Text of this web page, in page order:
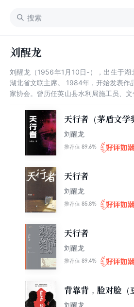
刘醒龙
刘醒龙（1956年1月10日-），出生于湖
湖北省文联主席。 1984年，开始发表作
家协会。曾历任英山县水利局施工员、
业作家、湖北省作协副主席。代表作有
失》《弥天》《天行者》《一滴水有多
《圣天门口》获第二届中国小说学会长
小说红楼梦奖决审团奖。曾获首届鲁迅
年文学创作成就奖，并连续获得由全国
六、第七届《小说月报》百花奖中篇小
集由外国出版机构翻译出版。
天行者（茅盾文学
奖作品）
刘醒龙
推荐值 89.6%
天行者
刘醒龙
推荐值 85.8%
天行者
刘醒龙
推荐值 89.4%
背靠背，脸对脸（
高分神作影视原著）
刘醒龙